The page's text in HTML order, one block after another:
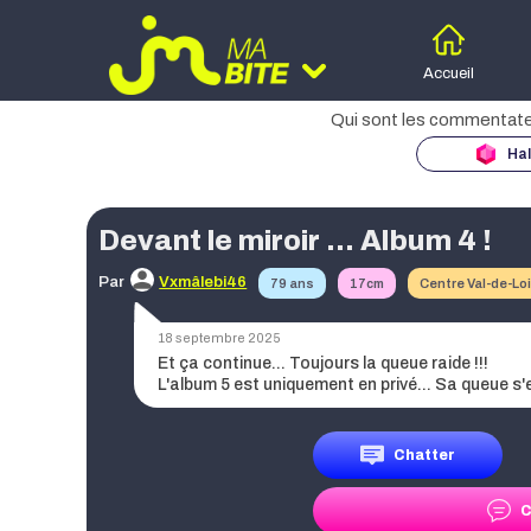
Accueil
Age
Taille
Région
Devant le miroir ... Album 4 !
Par Vxmâlebi46 79 ans 17cm Centre Val-de-
18 septembre 2025
Et ça continue... Toujours la queue raide !!!
L'album 5 est uniquement en privé... Sa queue
Chatter